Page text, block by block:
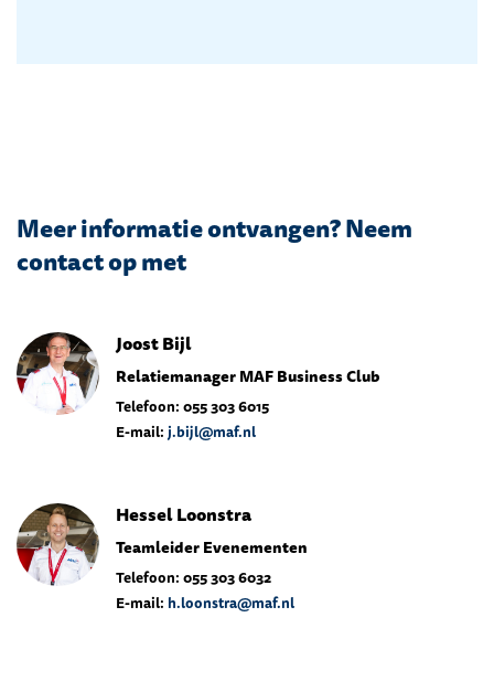
Meer informatie ontvangen? Neem
contact op met
Joost Bijl
Relatiemanager MAF Business Club
Telefoon: 055 303 6015
E-mail: j.bijl@maf.nl
Hessel Loonstra
Teamleider Evenementen
Telefoon: 055 303 6032
E-mail: h.loonstra@maf.nl